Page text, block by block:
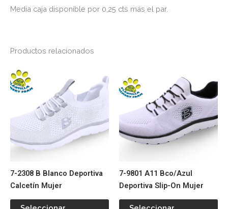
Media caja disponible por 0,25 cts más el par.
Productos relacionados
7-2308 B Blanco Deportiva
Calcetín Mujer
producto
tiene
variantes.
Las
opciones
elegir
la
7-9801 A11 Bco/Azul
Deportiva Slip-On Mujer
la